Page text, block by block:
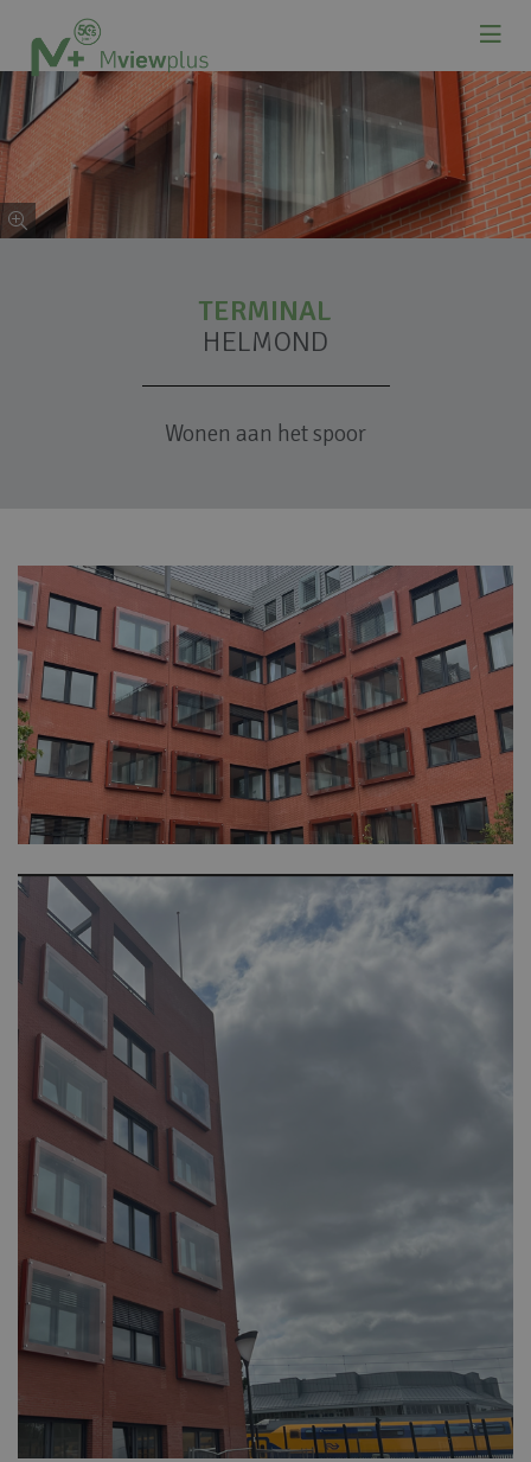
TERMINAL
HELMOND
Wonen aan het spoor